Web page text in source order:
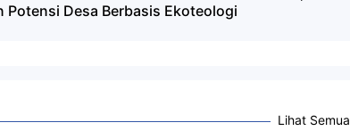
Potensi Desa Berbasis Ekoteologi
Lihat Semua